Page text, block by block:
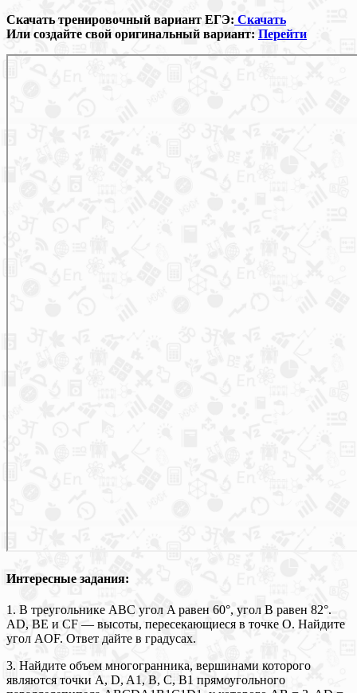
Скачать тренировочный вариант ЕГЭ: Скачать
Или создайте свой оригинальный вариант: Перейти
Интересные задания:
1. В треугольнике ABC угол A равен 60°, угол B равен 82°.
AD, BE и CF — высоты, пересекающиеся в точке O. Найдите
угол AOF. Ответ дайте в градусах.
3. Найдите объем многогранника, вершинами которого
являются точки A, D, A1, B, C, B1 прямоугольного